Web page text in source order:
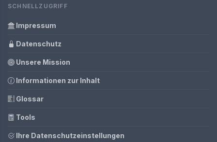
SCHNELLZUGRIFF
Impressum
Datenschutz
Unsere Mission
Informationen zur Inhalt
Glossar
Tools
Ihre Datenschutzeinstellungen